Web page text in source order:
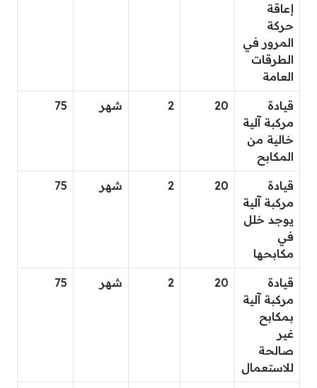
إعاقة
حركة
المرور في
الطرقات
العامة
قيادة
مركبة آلية
خالية من
المكابح
20
2 شهر 75
قيادة
مركبة آلية
يوجد خلل
في
مكابحها
20
2 شهر 75
قيادة
مركبة آلية
بمكابح
غير
صالحة
للاستعمال
20
2 شهر 75